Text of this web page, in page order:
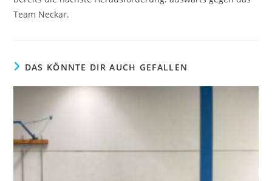
Team Neckar.
DAS KÖNNTE DIR AUCH GEFALLEN